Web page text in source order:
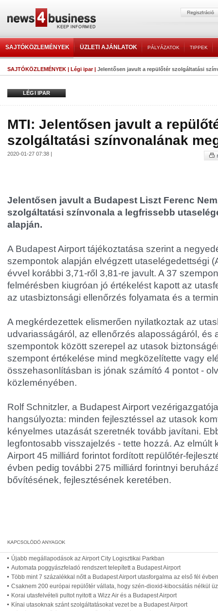
SAJTÓKÖZLEMÉNYEK ÜZLETI AJÁNLATOK PÁLYÁZATOK TIPPEK
SAJTÓKÖZLEMÉNYEK | Légi ipar| Jelentősen javult a repülőtér szolgáltatási
LÉGI IPAR
MTI: Jelentősen javult a
szolgáltatási színvonalának
2020-01-27 07:38 |
Jelentősen javult a Budapest Liszt Ferenc
szolgáltatási színvonala a legfrissebb
alapján.
A Budapest Airport tájékoztatása szerint a
szempontok alapján elvégzett utaselégedettségi
évvel korábbi 3,71-ről 3,81-re javult. A 37
felmérésben kiugróan jó értékelést kapott az
az utasbiztonsági ellenőrzés folyamata és a
A megkérdezettek elismerően nyilatkoztak az
udvariasságáról, az ellenőrzés alaposságáról, és
szempontok között szerepel az utasok
szempont értékelése mind megközelítette vagy
összehasonlításban is jónak számító 4 pontot -
közleményében.
Rolf Schnitzler, a Budapest Airport
hangsúlyozta: minden fejlesztéssel az utasok
kényelmes utazását szeretnék tovább javítani.
legfontosabb visszajelzés - tette hozzá. Az elmúlt
Airport 45 milliárd forintot fordított repülőtér-
évben pedig további 275 milliárd forintnyi
bővítésének, fejlesztésének keretében.
Újabb megállapodások az Airport City Logisztikai Parkban
Automata poggyászfeladó rendszert telepített a Budapest Airport
Több mint 7 százalékkal nőtt a Budapest Airport utasforgalma az első fél évben
Csaknem 200 európai repülőtér vállata, hogy szén-dioxid-kibocsátás nélkül
Korai utasfelvételi pultot nyitott a Wizz Air és a Budapest Airport
Kínai utasoknak szánt szolgáltatásokat vezet be a Budapest Airport